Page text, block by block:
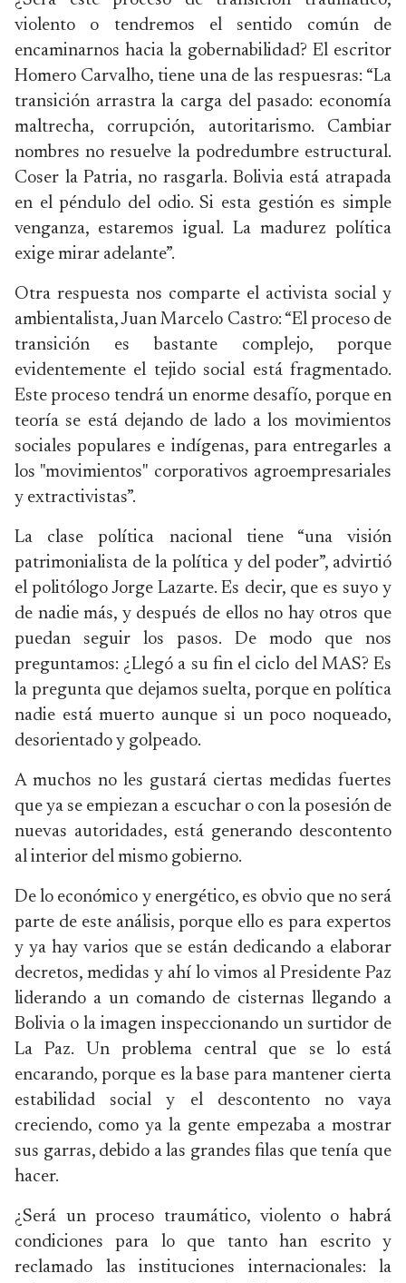
violento o tendremos el sentido común de
encaminarnos hacia la gobernabilidad? El escritor
Homero Carvalho, tiene una de las respuesras: “La
transición arrastra la carga del pasado: economía
maltrecha, corrupción, autoritarismo. Cambiar
nombres no resuelve la podredumbre estructural.
Coser la Patria, no rasgarla. Bolivia está atrapada
en el péndulo del odio. Si esta gestión es simple
venganza, estaremos igual. La madurez política
exige mirar adelante”.
Otra respuesta nos comparte el activista social y
ambientalista, Juan Marcelo Castro: “El proceso de
transición es bastante complejo, porque
evidentemente el tejido social está fragmentado.
Este proceso tendrá un enorme desafío, porque en
teoría se está dejando de lado a los movimientos
sociales populares e indígenas, para entregarles a
los "movimientos" corporativos agroempresariales
y extractivistas”.
La clase política nacional tiene “una visión
patrimonialista de la política y del poder”, advirtió
el politólogo Jorge Lazarte. Es decir, que es suyo y
de nadie más, y después de ellos no hay otros que
puedan seguir los pasos. De modo que nos
preguntamos: ¿Llegó a su fin el ciclo del MAS? Es
la pregunta que dejamos suelta, porque en política
nadie está muerto aunque si un poco noqueado,
desorientado y golpeado.
A muchos no les gustará ciertas medidas fuertes
que ya se empiezan a escuchar o con la posesión de
nuevas autoridades, está generando descontento
al interior del mismo gobierno.
De lo económico y energético, es obvio que no será
parte de este análisis, porque ello es para expertos
y ya hay varios que se están dedicando a elaborar
decretos, medidas y ahí lo vimos al Presidente Paz
liderando a un comando de cisternas llegando a
Bolivia o la imagen inspeccionando un surtidor de
La Paz. Un problema central que se lo está
encarando, porque es la base para mantener cierta
estabilidad social y el descontento no vaya
creciendo, como ya la gente empezaba a mostrar
sus garras, debido a las grandes filas que tenía que
hacer.
¿Será un proceso traumático, violento o habrá
condiciones para lo que tanto han escrito y
reclamado las instituciones internacionales: la